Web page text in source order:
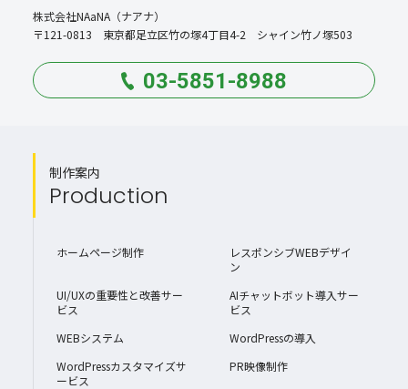
株式会社NAaNA（ナアナ）
〒121-0813 東京都足立区竹の塚4丁目4-2 シャイン竹ノ塚503
03-5851-8988
制作案内
Production
ホームページ制作
レスポンシブWEBデザイ
ン
UI/UXの重要性と改善サー
ビス
AIチャットボット導入サー
ビス
WEBシステム
WordPressの導入
WordPressカスタマイズサ
ービス
PR映像制作